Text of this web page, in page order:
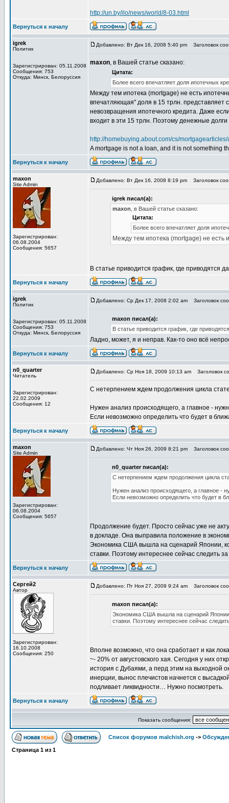
http://un.by/ilo/news/world/8-03.html
Вернуться к началу
igrek
Политик
Зарегистрирован: 05.11.2008
Сообщения: 753
Откуда: Минск, Белоруссия
Добавлено: Вт Дек 16, 2008 5:40 pm Заголовок
maxon, в Вашей статье сказано:
Цитата:
Более всего впечатляет доля ипотечных
Между тем ипотека (mortgage) не есть
впечатляющая" доля в 15 трлн. представляет
невозвращения ипотечного кредита. Даже
входит в эти 15 трлн. Поэтому денежные
http://homebuying.about.com/cs/
A mortgage is not a loan, and it is not something
Вернуться к началу
maxon
Site Admin
Зарегистрирован:
06.08.2004
Сообщения: 5657
Добавлено: Вт Дек 16, 2008 8:19 pm Заголовок
igrek писал(а):
maxon , в Вашей статье сказано:
Цитата:
Более всего впечатляет доля
Между тем ипотека (mortgage) не есть
В статье приводится график, где приводятся
Вернуться к началу
igrek
Политик
Зарегистрирован: 05.11.2008
Сообщения: 753
Откуда: Минск, Белоруссия
Добавлено: Ср Дек 17, 2008 2:02 am Заголовок
maxon писал(а):
В статье приводится график, где
Ладно, может, я и неправ. Как-то оно всё
Вернуться к началу
n0_quarter
Читатель
Зарегистрирован:
22.02.2009
Сообщения: 12
Добавлено: Ср Ноя 18, 2009 10:13 am Заголовок
С нетерпением ждем продолжения цикла
Нужен анализ происходящего, а главное -
Если невозможно определить что будет в
Вернуться к началу
maxon
Site Admin
Зарегистрирован:
06.08.2004
Сообщения: 5657
Добавлено: Чт Ноя 26, 2009 8:21 pm Заголовок
n0_quarter писал(а):
С нетерпением ждем продолжения цикла
Нужен анализ происходящего, а главное -
Если невозможно определить что будет в
Продолжение будет. Просто сейчас уже не
в докладе. Она выправила положение в
Экономика США вышла на сценарий Японии,
ставки. Поэтому интереснее сейчас следить
Вернуться к началу
Сергей2
Автор
Зарегистрирован:
16.10.2008
Сообщения: 250
Добавлено: Пт Ноя 27, 2009 9:24 am Заголовок
maxon писал(а):
Экономика США вышла на сценарий
ставки. Поэтому интереснее сейчас
Вполне возможно, что она сработает и как
~- 20% от августовского хая. Сегодня у них
история с Дубаями, а перд этим на выходной
инерции, вынос плечистов начнется с
подливает ликвидности… Нужно посмотреть.
Вернуться к началу
Показать сообщения:
Список форумов malchish.org ->
Страница 1 из 1